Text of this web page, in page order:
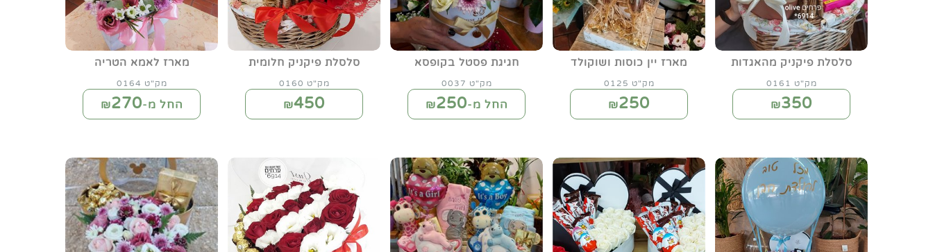
סלסלת פיקניק מהאגדות
מק"ט 0161
₪350
מארז יין כוסות ושוקולד
מק"ט 0125
₪250
חגיגת פסטל בקופסא
מק"ט 0037
החל מ-₪250
סלסלת פיקניק חלומית
מק"ט 0160
₪450
מארז לאמא הטריה
מק"ט 0164
החל מ-₪270